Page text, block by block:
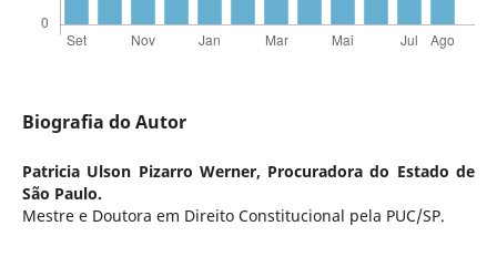
Biografia do Autor
Patricia Ulson Pizarro Werner, Procuradora do Estado de
São Paulo.
Mestre e Doutora em Direito Constitucional pela PUC/SP.